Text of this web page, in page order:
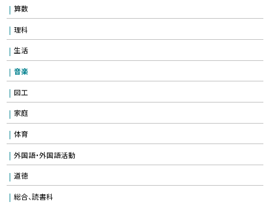
算数
理科
生活
音楽
図工
家庭
体育
外国語・外国語活動
道徳
総合、読書科